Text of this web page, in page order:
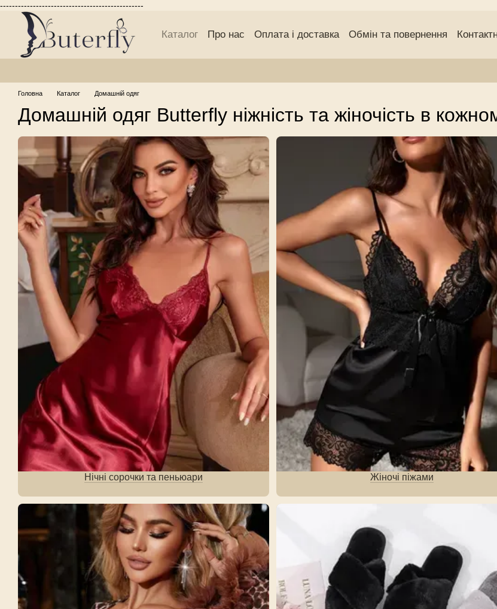
------------------------------------------------
Перейти до основного контенту
Каталог Про нас Оплата і доставка Обмін та повернення
Головна Каталог Домашній одяг
Домашній одяг Butterfly ніжність та жіночість в
Нічні сорочки та пеньюари Жіночі піжами